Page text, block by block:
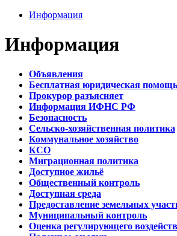
Информация
Информация
Объявления
Бесплатная юридическая помощь
Прокурор разъясняет
Информация ИФНС РФ
Безопасность
Сельско-хозяйственная политика
Коммунальное хозяйство
КСО
Миграционная политика
Доступное жильё
Общественный контроль
Доступная среда
Предоставление земельных
Муниципальный контроль
Оценка регулирующего